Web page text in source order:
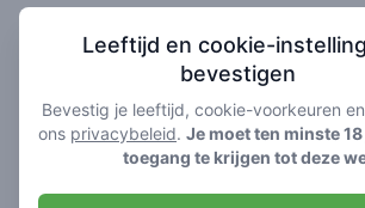
Recent reviews
Je naam hier
Pick a rating
Write review
Leeftijd en cookie-
bevestigen
Bevestig je leeftijd, cookie-voorkeuren
ons privacybeleid. Je moet ten minste
toegang te krijgen tot deze